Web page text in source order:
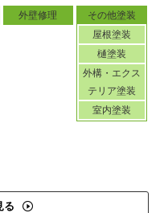
外壁修理
その他塗装
屋根塗装
樋塗装
外構・エクス
テリア塗装
室内塗装
る